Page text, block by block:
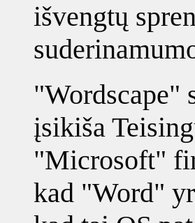
išvengtų
"Wordscape"
įsikiša
"Microsoft"
kad "Word"